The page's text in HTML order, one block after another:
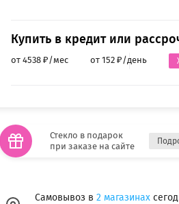
Купить в кредит или
от 4538 ₽/мес от 152 ₽/день
Стекло в подарок
при заказе на сайте
Самовывоз в 2 магазинах